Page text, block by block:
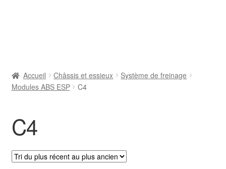
Contact
Livraison
Accueil Châssis et essieux
Système de freinage
Modules ABS ESP
C4
C4